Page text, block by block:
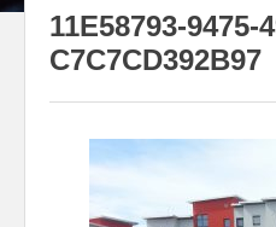
11E58793-9475-
C7C7CD392B97